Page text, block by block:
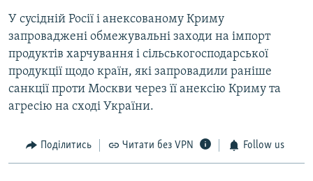
У сусідній Росії і анексованому Криму
запроваджені обмежувальні заходи на імпорт
продуктів харчування і сільськогосподарської
продукції щодо країн, які запровадили раніше
санкції проти Москви через її анексію Криму та
агресію на сході України.
Поділитись Читати без VPN Follow us